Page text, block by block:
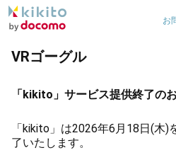
お
VRゴーグル
「kikito」サービス提供終了の
「kikito」は2026年6月18日(木
了いたします。